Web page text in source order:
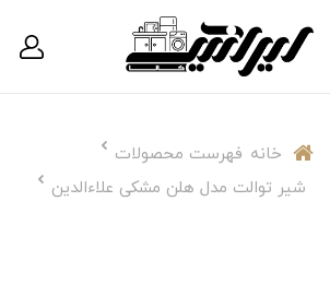
خانه فهرست محصولات
شیر توالت مدل هلن مشکی علاءالدین